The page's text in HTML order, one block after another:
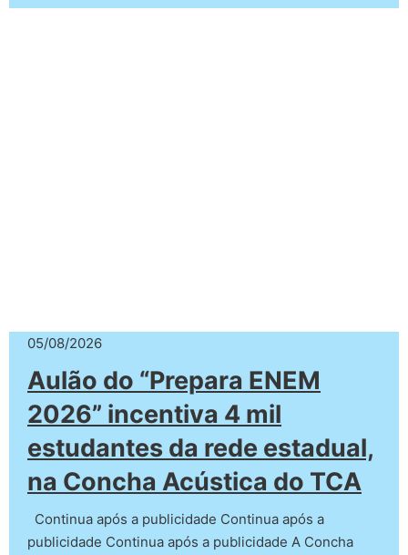
05/08/2026
Aulão do “Prepara ENEM
2026” incentiva 4 mil
estudantes da rede estadual,
na Concha Acústica do TCA
Continua após a publicidade Continua após a
publicidade Continua após a publicidade A Concha